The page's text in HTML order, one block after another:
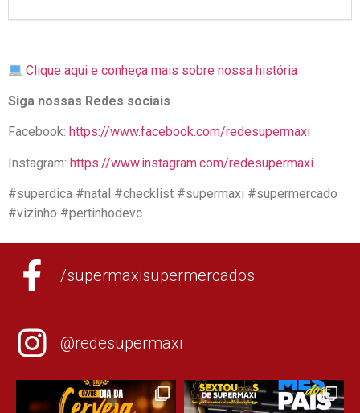
Clique aqui e conheça mais sobre nossa história
Siga nossas Redes sociais
Facebook: https://www.facebook.com/redesupermaxi
Instagram: https://www.instagram.com/redesupermaxi
#superdica #natal #checklist #supermaxi #supermercado
#vizinho #pertinhodevc
/supermaxisupermercados
@redesupermaxi